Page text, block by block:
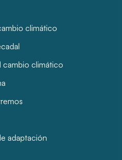
climático
cambio climático
adaptación